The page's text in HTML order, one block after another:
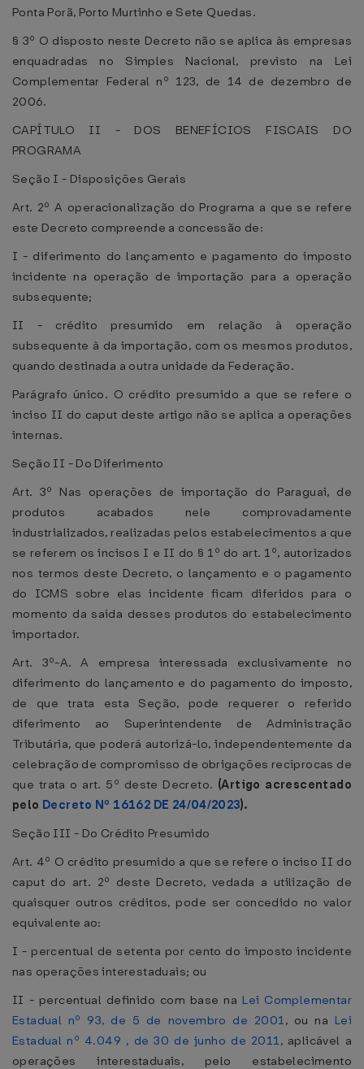
Ponta Porã, Porto Murtinho e Sete Quedas.
§ 3º O disposto neste Decreto não se aplica às empresas
enquadradas no Simples Nacional, previsto na Lei
Complementar Federal nº 123, de 14 de dezembro de
2006.
CAPÍTULO II - DOS BENEFÍCIOS FISCAIS DO
PROGRAMA
Seção I - Disposições Gerais
Art. 2º A operacionalização do Programa a que se refere
este Decreto compreende a concessão de:
I - diferimento do lançamento e pagamento do imposto
incidente na operação de importação para a operação
subsequente;
II - crédito presumido em relação à operação
subsequente à da importação, com os mesmos produtos,
quando destinada a outra unidade da Federação.
Parágrafo único. O crédito presumido a que se refere o
inciso II do caput deste artigo não se aplica a operações
internas.
Seção II - Do Diferimento
Art. 3º Nas operações de importação do Paraguai, de
produtos acabados nele comprovadamente
industrializados, realizadas pelos estabelecimentos a que
se referem os incisos I e II do § 1º do art. 1º, autorizados
nos termos deste Decreto, o lançamento e o pagamento
do ICMS sobre elas incidente ficam diferidos para o
momento da saída desses produtos do estabelecimento
importador.
Art. 3º-A. A empresa interessada exclusivamente no
diferimento do lançamento e do pagamento do imposto,
de que trata esta Seção, pode requerer o referido
diferimento ao Superintendente de Administração
Tributária, que poderá autorizá-lo, independentemente da
celebração de compromisso de obrigações recíprocas de
que trata o art. 5º deste Decreto. (Artigo acrescentado
pelo Decreto Nº 16162 DE 24/04/2023).
Seção III - Do Crédito Presumido
Art. 4º O crédito presumido a que se refere o inciso II do
caput do art. 2º deste Decreto, vedada a utilização de
quaisquer outros créditos, pode ser concedido no valor
equivalente ao:
I - percentual de setenta por cento do imposto incidente
nas operações interestaduais; ou
II - percentual definido com base na Lei Complementar
Estadual nº 93, de 5 de novembro de 2001, ou na Lei
Estadual nº 4.049 , de 30 de junho de 2011, aplicável a
operações interestaduais, pelo estabelecimento